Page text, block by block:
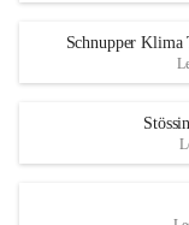
Schnupper